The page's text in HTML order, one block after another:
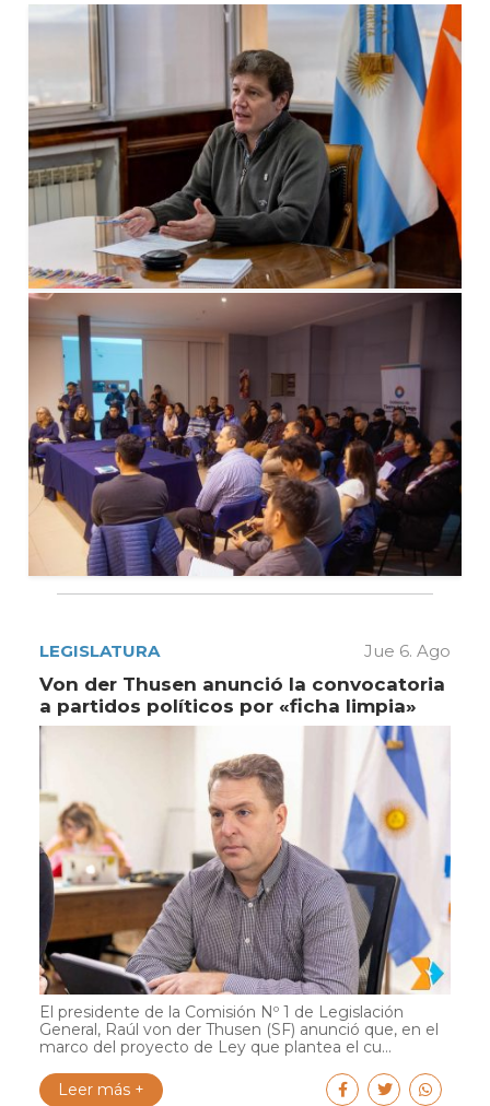
LEGISLATURA Jue 6. Ago
Von der Thusen anunció la convocatoria
a partidos políticos por «ficha limpia»
El presidente de la Comisión Nº 1 de Legislación
General, Raúl von der Thusen (SF) anunció que, en el
marco del proyecto de Ley que plantea el cu...
Leer más +